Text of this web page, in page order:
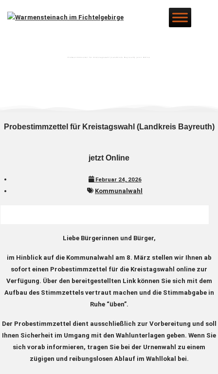
Inhalt
Probestimmzettel für Kreistagswahl (Landkreis Bayreuth) jetzt Online
Probestimmzettel für Kreistagswahl (Landkreis Bayreuth)
jetzt Online
Februar 24, 2026
Kommunalwahl
Liebe Bürgerinnen und Bürger,
im Hinblick auf die Kommunalwahl am 8. März stellen wir Ihnen ab
sofort einen Probestimmzettel für die Kreistagswahl online zur
Verfügung. Über den bereitgestellten Link können Sie sich mit dem
Aufbau des Stimmzettels vertraut machen und die Stimmabgabe in
Ruhe “üben”.
Der Probestimmzettel dient ausschließlich zur Vorbereitung und soll
Ihnen Sicherheit im Umgang mit den Wahlunterlagen geben. Wenn Sie
sich vorab informieren, tragen Sie bei der Urnenwahl zu einem
zügigen und reibungslosen Ablauf im Wahllokal bei.